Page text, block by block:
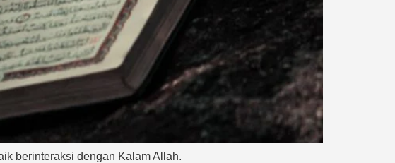
berinteraksi dengan Kalam Allah.